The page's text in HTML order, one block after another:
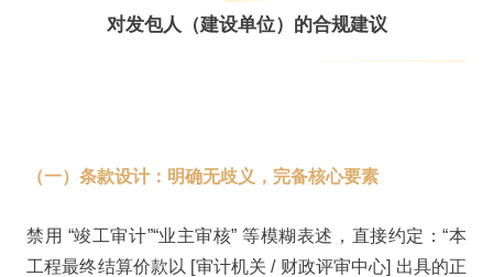
对发包人（建设单位）的合规建议
（一）条款设计：明确无歧义，完备核心要素
禁用 “竣工审计”“业主审核” 等模糊表述，直接约定：“本
工程最终结算价款以 [审计机关 / 财政评审中心] 出具的正